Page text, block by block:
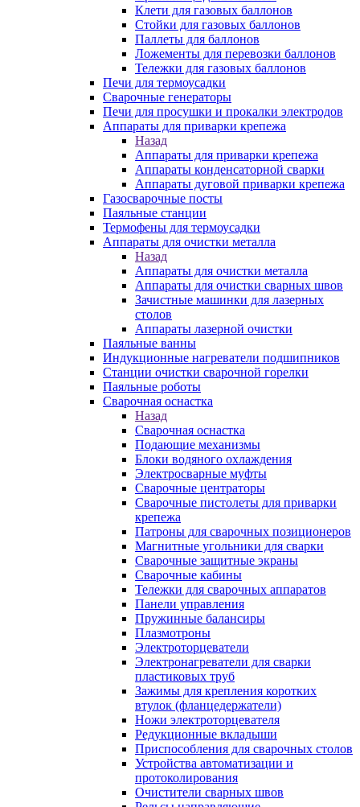
Клети для газовых баллонов
Стойки для газовых баллонов
Паллеты для баллонов
Ложементы для перевозки баллонов
Тележки для газовых баллонов
Печи для термоусадки
Сварочные генераторы
Печи для просушки и прокалки электродов
Аппараты для приварки крепежа
Назад
Аппараты для приварки крепежа
Аппараты конденсаторной сварки
Аппараты дуговой приварки крепежа
Газосварочные посты
Паяльные станции
Термофены для термоусадки
Аппараты для очистки металла
Назад
Аппараты для очистки металла
Аппараты для очистки сварных швов
Зачистные машинки для лазерных
столов
Аппараты лазерной очистки
Паяльные ванны
Индукционные нагреватели подшипников
Станции очистки сварочной горелки
Паяльные роботы
Сварочная оснастка
Назад
Сварочная оснастка
Подающие механизмы
Блоки водяного охлаждения
Электросварные муфты
Сварочные центраторы
Сварочные пистолеты для приварки
крепежа
Патроны для сварочных позиционеров
Магнитные угольники для сварки
Сварочные защитные экраны
Сварочные кабины
Тележки для сварочных аппаратов
Панели управления
Пружинные балансиры
Плазмотроны
Электроторцеватели
Электронагреватели для сварки
пластиковых труб
Зажимы для крепления коротких
втулок (фланцедержатели)
Ножи электроторцевателя
Редукционные вкладыши
Приспособления для сварочных столов
Устройства автоматизации и
протоколирования
Очистители сварных швов